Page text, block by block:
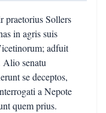
praetorius Sollers
in agris suis
adfuit
Alio senatu
se deceptos,
a Nepote
quem prius.